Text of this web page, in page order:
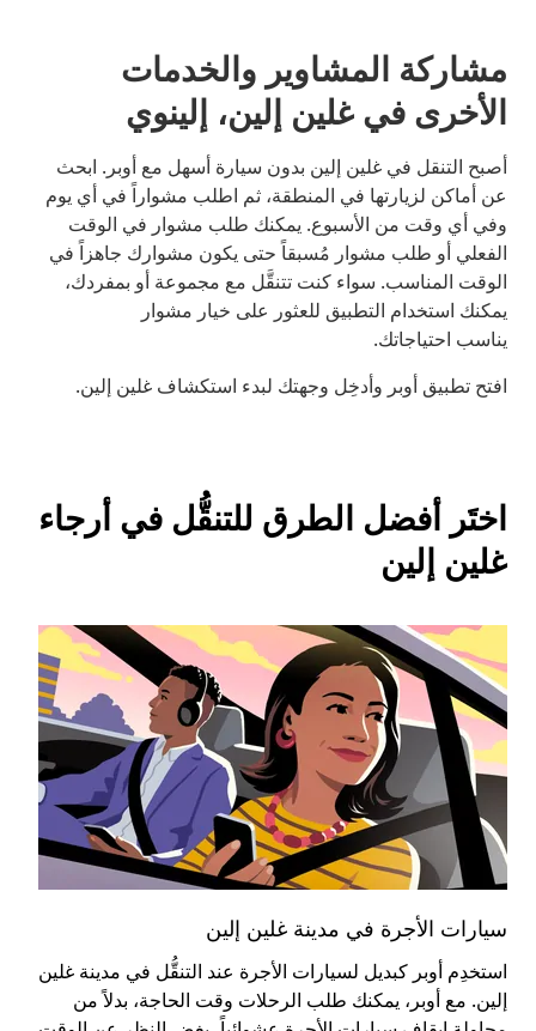
مشاركة المشاوير والخدمات
الأخرى في غلين إلين، إلينوي
أصبح التنقل في غلين إلين بدون سيارة أسهل مع أوبر. ابحث
عن أماكن لزيارتها في المنطقة، ثم اطلب مشواراً في أي يوم
وفي أي وقت من الأسبوع. يمكنك طلب مشوار في الوقت
الفعلي أو طلب مشوار مُسبقاً حتى يكون مشوارك جاهزاً في
الوقت المناسب. سواء كنت تتنقَّل مع مجموعة أو بمفردك،
يمكنك استخدام التطبيق للعثور على خيار مشوار
يناسب احتياجاتك.
افتح تطبيق أوبر وأدخِل وجهتك لبدء استكشاف غلين إلين.
اختَر أفضل الطرق للتنقُّل في أرجاء
غلين إلين
سيارات الأجرة في مدينة غلين إلين
استخدِم أوبر كبديل لسيارات الأجرة عند التنقُّل في مدينة غلين
إلين. مع أوبر، يمكنك طلب الرحلات وقت الحاجة، بدلاً من